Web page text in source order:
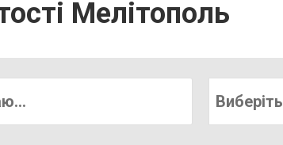
Мелітополь
Виберіть